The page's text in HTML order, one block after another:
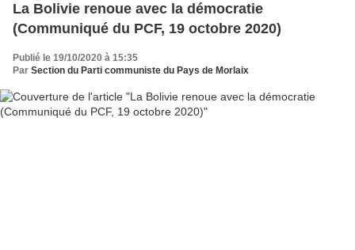
La Bolivie renoue avec la démocratie
(Communiqué du PCF, 19 octobre 2020)
Publié le 19/10/2020 à 15:35
Par Section du Parti communiste du Pays de Morlaix